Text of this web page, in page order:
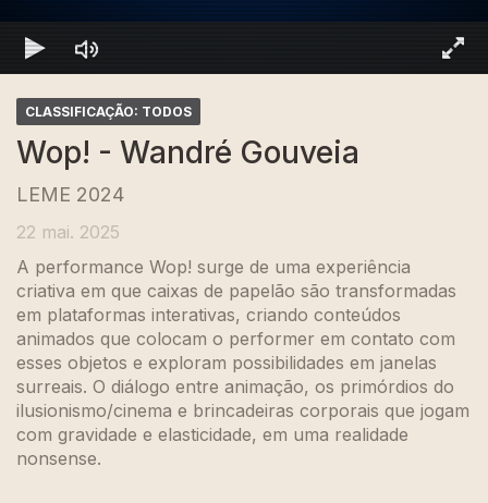
CLASSIFICAÇÃO: TODOS
Wop! - Wandré Gouveia
LEME 2024
22 mai. 2025
A performance Wop! surge de uma experiência
criativa em que caixas de papelão são transformadas
em plataformas interativas, criando conteúdos
animados que colocam o performer em contato com
esses objetos e exploram possibilidades em janelas
surreais. O diálogo entre animação, os primórdios do
ilusionismo/cinema e brincadeiras corporais que jogam
com gravidade e elasticidade, em uma realidade
nonsense.